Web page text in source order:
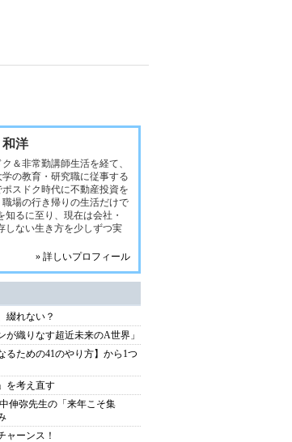
和洋
＆非常勤講師生活を経て、
学の教育・研究職に従事する
ポスドク時代に不動産投資を
職場の行き帰りの生活だけで
るに至り、現在は会社・
しない生き方を少しずつ実
» 詳しいプロフィール
綴れない？
が織りなす超近未来のA世界」
るための41のやり方】から1つ
を考え直す
伸弥先生の「来年こそ集
ャーンス！